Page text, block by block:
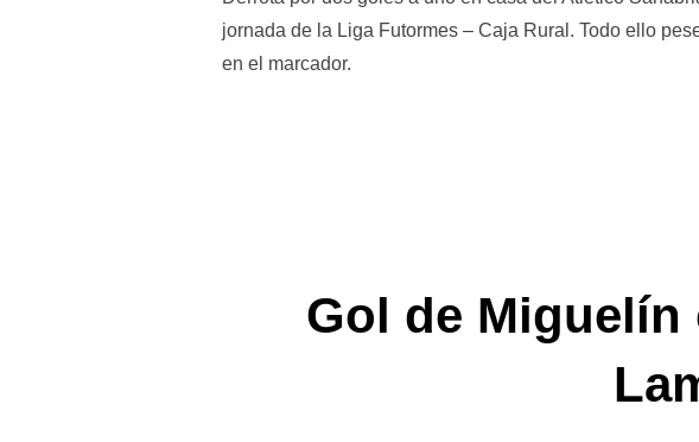
jornada de la Liga Futormes – Caja Rural. Todo ello
en el marcador.
Gol de Miguelín